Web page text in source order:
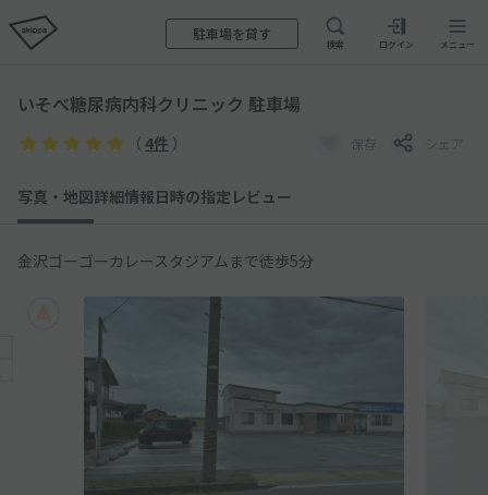
駐車場を貸す
検索 ログイン メニュー
いそべ糖尿病内科クリニック 駐車場
（ 4件 ） 保存 シェア
写真・地図詳細情報日時の指定 レビュー
金沢ゴーゴーカレースタジアムまで徒歩5分